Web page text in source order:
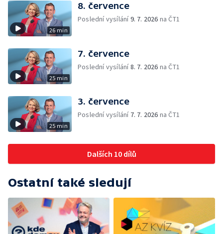
26 min
8. července
Poslední vysílání9. 7. 2026 na ČT1
25 min
7. července
Poslední vysílání8. 7. 2026 na ČT1
25 min
3. července
Poslední vysílání 7. 7. 2026 na ČT1
Dalších 10 dílů
Ostatní také sledují